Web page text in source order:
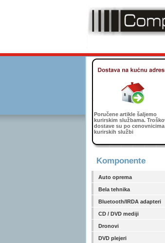
Poručene artikle šaljemo
kurirskim službama.
dostave su po cenovnicima
kurirskih službi
Komponente
Auto oprema
Bela tehnika
Bluetooth/IRDA adapteri
CD / DVD mediji
Dronovi
DVD plejeri